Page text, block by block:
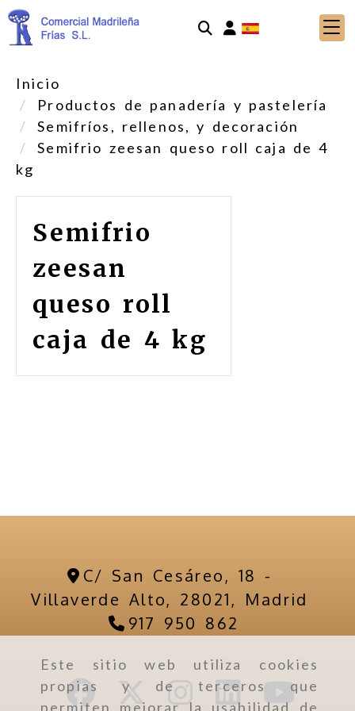
Este sitio web utiliza cookies
propias y de terceros que
permiten mejorar la usabilidad de
Identifícate
Inicio
Productos de panadería y pastelería
Semifríos, rellenos, y decoración
Semifrio zeesan queso roll caja de 4
kg
Semifrio
zeesan
queso roll
caja de 4 kg
C/ San Cesáreo, 18 -
Villaverde Alto, 28021, Madrid
917 950 862